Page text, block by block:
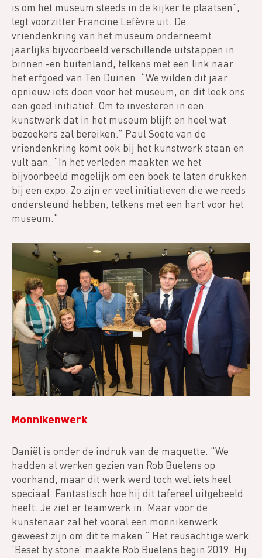
is om het museum steeds in de kijker te plaatsen”,
legt voorzitter Francine Lefèvre uit. De
vriendenkring van het museum onderneemt
jaarlijks bijvoorbeeld verschillende uitstappen in
binnen -en buitenland, telkens met een link naar
het erfgoed van Ten Duinen. “We wilden dit jaar
opnieuw iets doen voor het museum, en dit leek ons
een goed initiatief. Om te investeren in een
kunstwerk dat in het museum blijft en heel wat
bezoekers zal bereiken.” Paul Soete van de
vriendenkring komt ook bij het kunstwerk staan en
vult aan. “In het verleden maakten we het
bijvoorbeeld mogelijk om een boek te laten drukken
bij een expo. Zo zijn er veel initiatieven die we reeds
ondersteund hebben, telkens met een hart voor het
museum."
Monnikenwerk
Daniël is onder de indruk van de maquette. “We
hadden al werken gezien van Rob Buelens op
voorhand, maar dit werk werd toch wel iets heel
speciaal. Fantastisch hoe hij dit tafereel uitgebeeld
heeft. Je ziet er teamwerk in. Maar voor de
kunstenaar zal het vooral een monnikenwerk
geweest zijn om dit te maken.” Het reusachtige werk
‘Beset by stone’ maakte Rob Buelens begin 2019. Hij